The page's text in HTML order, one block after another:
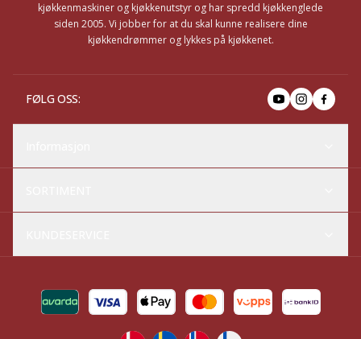
kjøkkenmaskiner og kjøkkenutstyr og har spredd kjøkkenglede
siden 2005. Vi jobber for at du skal kunne realisere dine
kjøkkendrømmer og lykkes på kjøkkenet.
FØLG OSS: